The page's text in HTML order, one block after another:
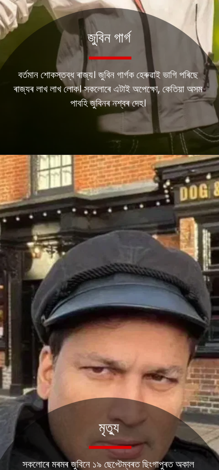
বৰ্তমান শোকস্তব্ধ ৰাজ্য। জুবিন গাৰ্গক হেৰুৱাই ভাগি পৰিছে
ৰাজ্যৰ লাখ লাখ লোক। সকলোৰে এটাই অপেক্ষো, কেতিয়া অসম
জুবিন গাৰ্গ
সকলোৰে মৰমৰ জুবিনে ১৯ ছেপ্টেম্বৰত ছিংগাপুৰত অকাল
মৃত্যু